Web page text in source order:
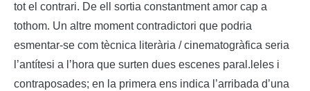
tot el contrari. De ell sortia constantment amor cap a
tothom. Un altre moment contradictori que podria
esmentar-se com tècnica literària / cinematogràfica seria
l’antítesi a l’hora que surten dues escenes paral.leles i
contraposades; en la primera ens indica l’arribada d’una